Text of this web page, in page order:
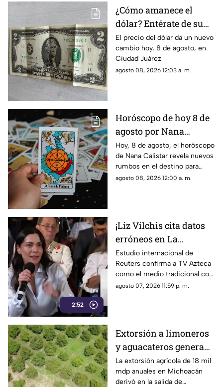
¿Cómo amanece el
dólar? Entérate de su
precio hoy, 8 de agosto,
en Ciudad Juárez
El precio del dólar da un nuevo
cambio hoy, 8 de agosto, en
Ciudad Juárez
agosto 08, 2026 12:03 a. m.
Horóscopo de hoy 8 de
agosto por Nana
Calistar: ¿Qué te depara
el destino este sábado?
Hoy, 8 de agosto, el horóscopo
de Nana Calistar revela nuevos
rumbos en el destino para
estos signos
agosto 08, 2026 12:00 a. m.
2:52
¡Liz Vilchis cita datos
erróneos en La
Mañanera: Estudio de
Reuters confirma
liderazgo de TV Azteca
en alcance y
Estudio internacional de
Reuters confirma a TV Azteca
como el medio tradicional con
mayor alcance y credibilidad
agosto 07, 2026 11:59 p. m.
Extorsión a limoneros
y aguacateros genera
pérdidas de 18 mil mdp
en Michoacán
La extorsión agrícola de 18 mil
mdp anuales en Michoacán
derivó en la salida de